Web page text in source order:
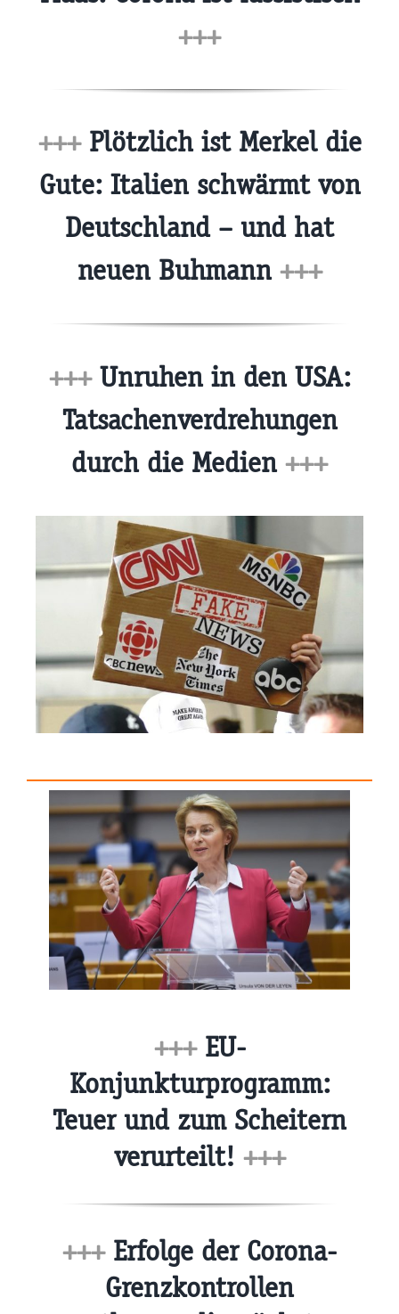
+++
+++Plötzlich ist Merkel die
Gute: Italien schwärmt von
Deutschland – und hat
neuen Buhmann +++
+++Unruhen in den USA:
Tatsachenverdrehungen
durch die Medien +++
+++EU-
Konjunkturprogramm:
Teuer und zum Scheitern
verurteilt! +++
+++Erfolge der Corona-
Grenzkontrollen